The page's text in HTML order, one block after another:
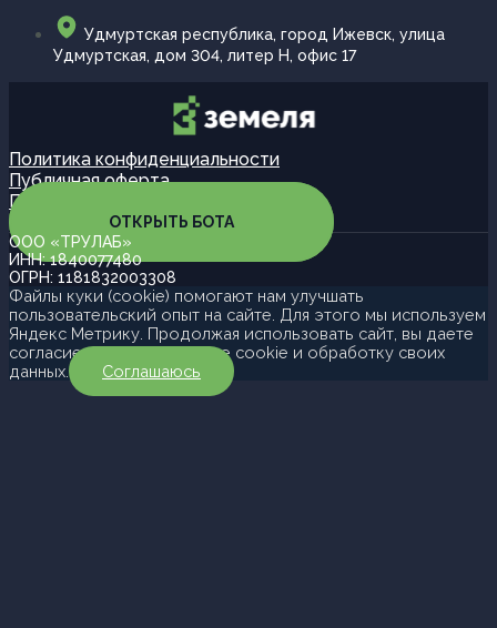
Удмуртская республика, город Ижевск, улица
Удмуртская, дом 304, литер Н, офис 17
Политика конфиденциальности
Публичная оферта
Партнерская программа
ОТКРЫТЬ БОТА
ООО «ТРУЛАБ»
ИНН: 1840077480
ОГРН: 1181832003308
Файлы куки (cookie) помогают нам улучшать
пользовательский опыт на сайте. Для этого мы используем
Яндекс Метрику. Продолжая использовать сайт, вы даете
согласие на использование cookie и обработку своих
данных.
Соглашаюсь